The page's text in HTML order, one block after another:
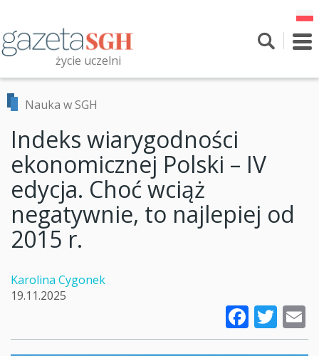
treści
życie uczelni
Przeszukaj witrynę
Nauka w SGH
Indeks wiarygodności
ekonomicznej Polski – IV
edycja. Choć wciąż
negatywnie, to najlepiej od
2015 r.
Karolina Cygonek
19.11.2025